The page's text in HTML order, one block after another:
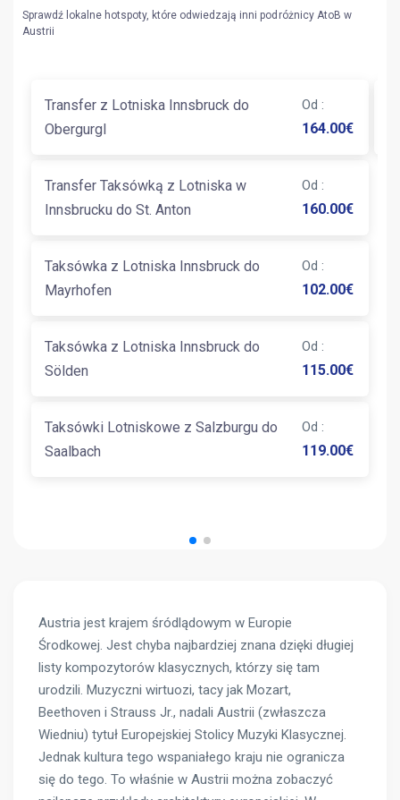
Sprawdź lokalne hotspoty, które odwiedzają inni podróżnicy AtoB w
Austrii
Transfer z Lotniska Innsbruck do
Obergurgl
Od :
164.00€
Transfer Taksówką z Lotniska w
Innsbrucku do St. Anton
Od :
160.00€
Taksówka z Lotniska Innsbruck do
Mayrhofen
Od :
102.00€
Taksówka z Lotniska Innsbruck do
Sölden
Od :
115.00€
Taksówki Lotniskowe z Salzburgu do
Saalbach
Od :
119.00€
Austria jest krajem śródlądowym w Europie
Środkowej. Jest chyba najbardziej znana dzięki długiej
listy kompozytorów klasycznych, którzy się tam
urodzili. Muzyczni wirtuozi, tacy jak Mozart,
Beethoven i Strauss Jr., nadali Austrii (zwłaszcza
Wiedniu) tytuł Europejskiej Stolicy Muzyki Klasycznej.
Jednak kultura tego wspaniałego kraju nie ogranicza
się do tego. To właśnie w Austrii można zobaczyć